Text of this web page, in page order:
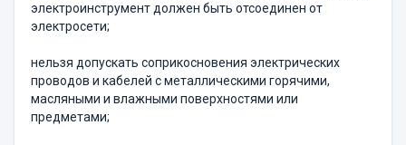
электроинструмент должен быть отсоединен от
электросети;
нельзя допускать соприкосновения электрических
проводов и кабелей с металлическими горячими,
масляными и влажными поверхностями или
предметами;